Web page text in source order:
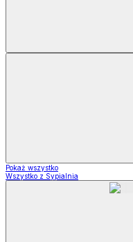
Pokaż wszystko
Wszystko z Sypialnia